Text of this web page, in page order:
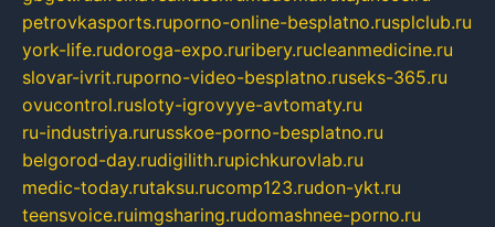
petrovkasports.ruporno-online-besplatno.rusplclub.ru
york-life.rudoroga-expo.ruribery.rucleanmedicine.ru
slovar-ivrit.ruporno-video-besplatno.ruseks-365.ru
ovucontrol.rusloty-igrovyye-avtomaty.ru
ru-industriya.rurusskoe-porno-besplatno.ru
belgorod-day.rudigilith.rupichkurovlab.ru
medic-today.rutaksu.rucomp123.rudon-ykt.ru
teensvoice.ruimgsharing.rudomashnee-porno.ru